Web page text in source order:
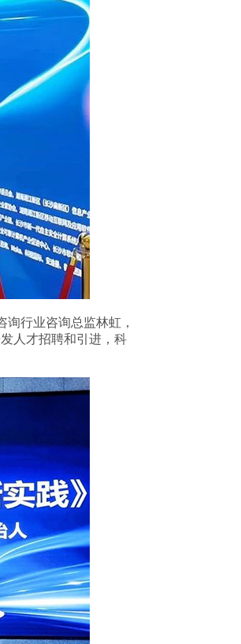
行业咨询总监林虹，
人才招聘和引进，科